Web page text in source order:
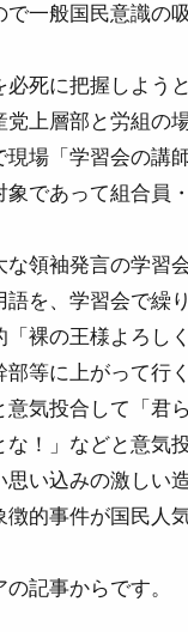
一般国民意識の
死に把握しよう
上層部と労組の
場「学習会の講
象であって組合員
領袖発言の学習
語を、学習会で
裸の王様よろし
等に上がって行
気投合して「君
！」などと意気
い込みの激しい
的事件が国民人
記事からです。